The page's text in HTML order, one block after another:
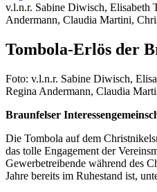
v.l.n.r. Sabine Diwisch, Elisabeth
Andermann, Claudia Martini,
Tombola-Erlös der
Foto: v.l.n.r. Sabine Diwisch,
Regina Andermann, Claudia
Braunfelser
Die Tombola auf dem
das tolle Engagement der
Gewerbetreibende während des
Jahre bereits im Ruhestand ist,